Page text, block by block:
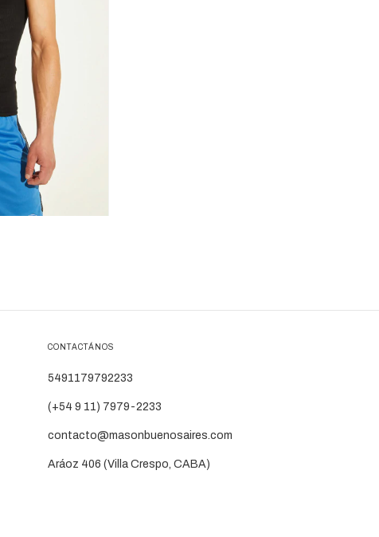
CONTACTÁNOS
5491179792233
(+54 9 11) 7979-2233
contacto@masonbuenosaires.com
Aráoz 406 (Villa Crespo, CABA)